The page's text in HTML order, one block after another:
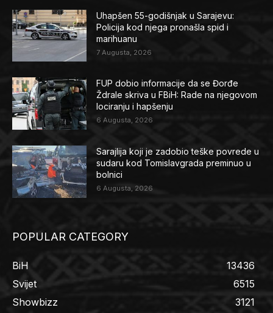
Uhapšen 55-godišnjak u Sarajevu:
Policija kod njega pronašla spid i
marihuanu
7 Augusta, 2026
FUP dobio informacije da se Đorđe
Ždrale skriva u FBiH: Rade na njegovom
lociranju i hapšenju
6 Augusta, 2026
Sarajlija koji je zadobio teške povrede u
sudaru kod Tomislavgrada preminuo u
bolnici
6 Augusta, 2026
POPULAR CATEGORY
BiH
13436
Svijet
6515
Showbizz
3121